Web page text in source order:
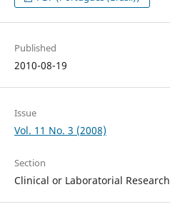
Published
2010-08-19
Issue
Vol. 11 No. 3 (2008)
Section
Clinical or Laboratorial Research